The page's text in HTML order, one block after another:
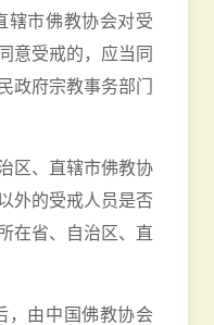
市佛教协会对受
意受戒的，应当同
政府宗教事务部门
、直辖市佛教协
外的受戒人员是否
在省、自治区、直
由中国佛教协会